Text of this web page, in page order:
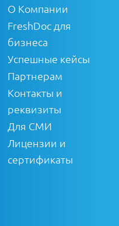
О Компании
FreshDoc для
бизнеса
Успешные кейсы
Партнерам
Контакты и
реквизиты
Для СМИ
Лицензии и
сертификаты